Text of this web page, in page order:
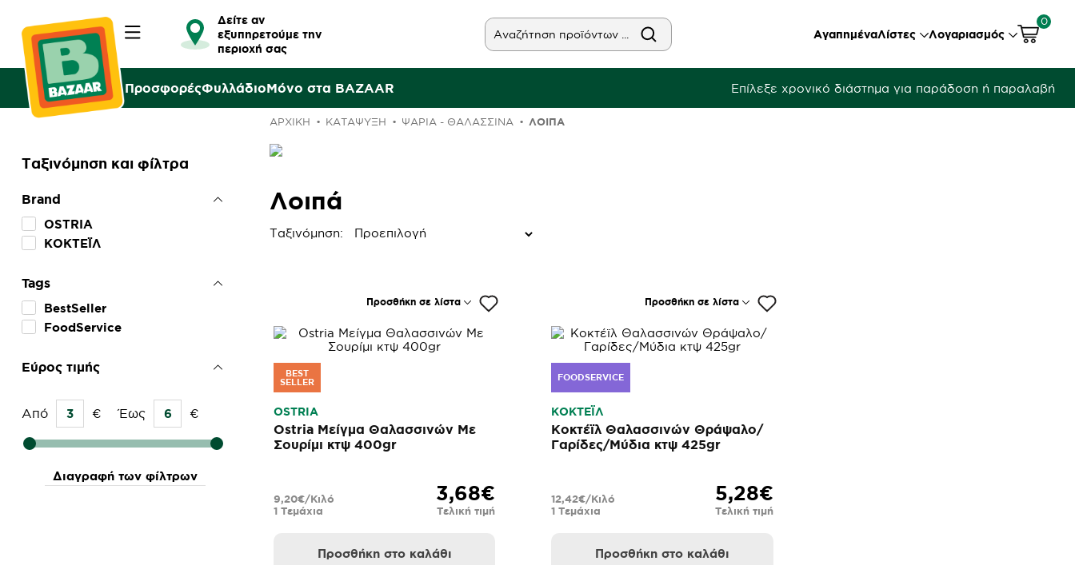
Δείτε αν
εξυπηρετούμε την
περιοχή σας
ΑγαπημέναΛίστες Λογαριασμός
0
ΠροσφορέςΦυλλάδιοΜόνο στα BAZAAR Επίλεξε χρονικό διάστημα για παράδοση ή παραλαβή
Ταξινόμηση και φίλτρα
Tags
BestSeller
FoodService
Brand
OSTRIA
ΚΟΚΤΕΪΛ
Εύρος τιμής
Από € Έως €
Διαγραφή των φίλτρων
ΑΡΧΙΚΉ ΚΑΤΑΨΥΞΗ ΨΆΡΙΑ - ΘΑΛΑΣΣΙΝΆ ΛΟΙΠΆ
Λοιπά
Ταξινόμηση:
Προσθήκη σε λίστα
BEST
SELLER
OSTRIA
Ostria Μείγμα Θαλασσινών Με
Σουρίμι κτψ 400gr
3,68€
Τελική τιμή
1 Τεμάχια
9,20€/Κιλό
Προσθήκη στο καλάθι
Προσθήκη σε λίστα
FOODSERVICE
ΚΟΚΤΕΪΛ
Κοκτέϊλ Θαλασσινών Θράψαλο/
Γαρίδες/Μύδια κτψ 425gr
5,28€
Τελική τιμή
1 Τεμάχια
12,42€/Κιλό
Προσθήκη στο καλάθι